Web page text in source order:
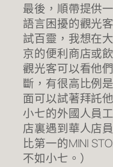
最後，順帶提供
語言困擾的觀光
試百靈，我想在
京的便利商店或
觀光客可以看他
斷，有很高比例
面可以試著拜託
小七的外國人員
店裏遇到華人店
比第一的MINI
不如小七。）